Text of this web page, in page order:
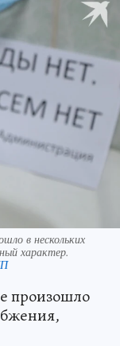
в нескольких
характер.
произошло